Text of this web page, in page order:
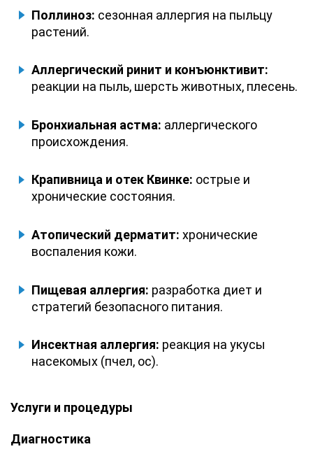
Поллиноз: сезонная аллергия на пыльцу
растений.
Аллергический ринит и конъюнктивит:
реакции на пыль, шерсть животных, плесень.
Бронхиальная астма: аллергического
происхождения.
Крапивница и отек Квинке: острые и
хронические состояния.
Атопический дерматит: хронические
воспаления кожи.
Пищевая аллергия: разработка диет и
стратегий безопасного питания.
Инсектная аллергия: реакция на укусы
насекомых (пчел, ос).
Услуги и процедуры
Диагностика